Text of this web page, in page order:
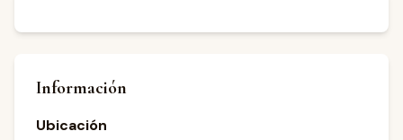
Información
Ubicación